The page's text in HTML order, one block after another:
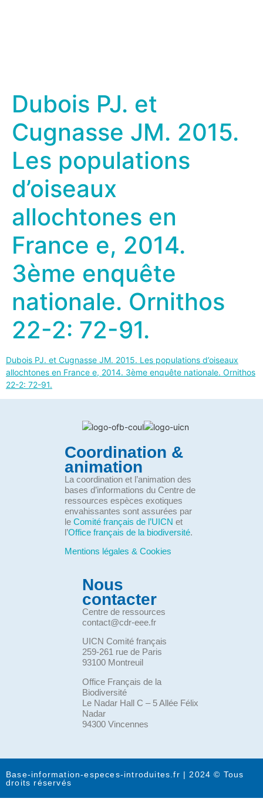
Dubois PJ. et
Cugnasse JM. 2015.
Les populations
d’oiseaux
allochtones en
France e, 2014.
3ème enquête
nationale. Ornithos
22-2: 72-91.
Dubois PJ. et Cugnasse JM. 2015. Les populations d’oiseaux
allochtones en France e, 2014. 3ème enquête nationale. Ornithos
22-2: 72-91.
Coordination &
animation
La coordination et l’animation des
bases d’informations du Centre de
ressources espèces exotiques
envahissantes sont assurées par
le Comité français de l’UICN et
l’Office français de la biodiversité.
Mentions légales & Cookies
Nous
contacter
Centre de ressources
contact@cdr-eee.fr
UICN Comité français
259-261 rue de Paris
93100 Montreuil
Office Français de la
Biodiversité
Le Nadar Hall C – 5 Allée Félix
Nadar
94300 Vincennes
Base-information-especes-introduites.fr | 2024 © Tous
droits réservés